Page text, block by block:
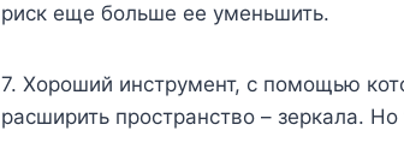
риск еще больше ее уменьшить.
7. Хороший инструмент, с помощью
расширить пространство – зеркала.